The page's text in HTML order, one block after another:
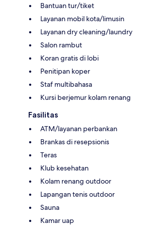
Bantuan tur/tiket
Layanan mobil kota/limusin
Layanan dry cleaning/laundry
Salon rambut
Koran gratis di lobi
Penitipan koper
Staf multibahasa
Kursi berjemur kolam renang
Fasilitas
ATM/layanan perbankan
Brankas di resepsionis
Teras
Klub kesehatan
Kolam renang outdoor
Lapangan tenis outdoor
Sauna
Kamar uap